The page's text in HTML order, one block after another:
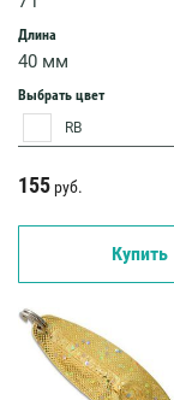
Длина
40 мм
Выбрать цвет
RB
155 руб.
Купить